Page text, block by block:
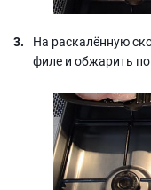
На раскалённую
филе и обжарить